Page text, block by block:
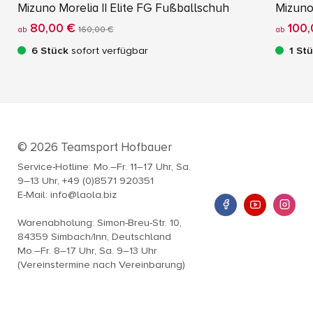
Mizuno Morelia II Elite FG Fußballschuh
ab 80,00 € 160,00 €
6 Stück sofort verfügbar
ab
1
© 2026 Teamsport Hofbauer
Service-Hotline: Mo.–Fr. 11–17 Uhr, Sa.
9–13 Uhr, +49 (0)8571 920351
E-Mail: info@laola.biz
Warenabholung: Simon-Breu-Str. 10,
84359 Simbach/Inn, Deutschland
Mo.–Fr. 8–17 Uhr, Sa. 9–13 Uhr
(Vereinstermine nach Vereinbarung)